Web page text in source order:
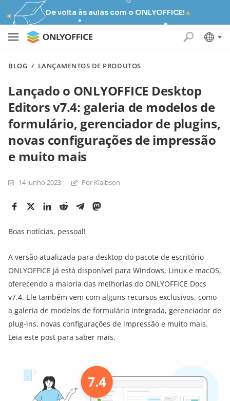
De volta às aulas com o ONLYOFFICE!
BLOG / LANÇAMENTOS DE PRODUTOS
Lançado o ONLYOFFICE Desktop
Editors v7.4: galeria de modelos de
formulário, gerenciador de plugins,
novas configurações de impressão
e muito mais
14 junho 2023 Por Klaibson
Boas notícias, pessoal!
A versão atualizada para desktop do pacote de escritório
ONLYOFFICE já está disponível para Windows, Linux e macOS,
oferecendo a maioria das melhorias do ONLYOFFICE Docs
v7.4. Ele também vem com alguns recursos exclusivos, como
a galeria de modelos de formulário integrada, gerenciador de
plug-ins, novas configurações de impressão e muito mais.
Leia este post para saber mais.